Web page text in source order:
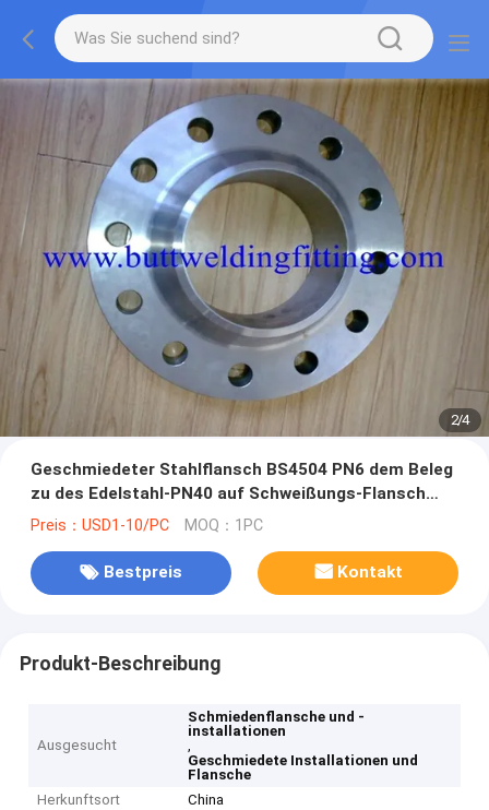
2/4
Geschmiedeter Stahlflansch BS4504 PN6 dem Beleg
zu des Edelstahl-PN40 auf Schweißungs-Flansch
ASME B16.5
Preis：USD1-10/PC MOQ：1PC
Bestpreis Kontakt
Produkt-Beschreibung
Ausgesucht
Schmiedenflansche und -
installationen
,
Geschmiedete Installationen und
Flansche
Herkunftsort
China